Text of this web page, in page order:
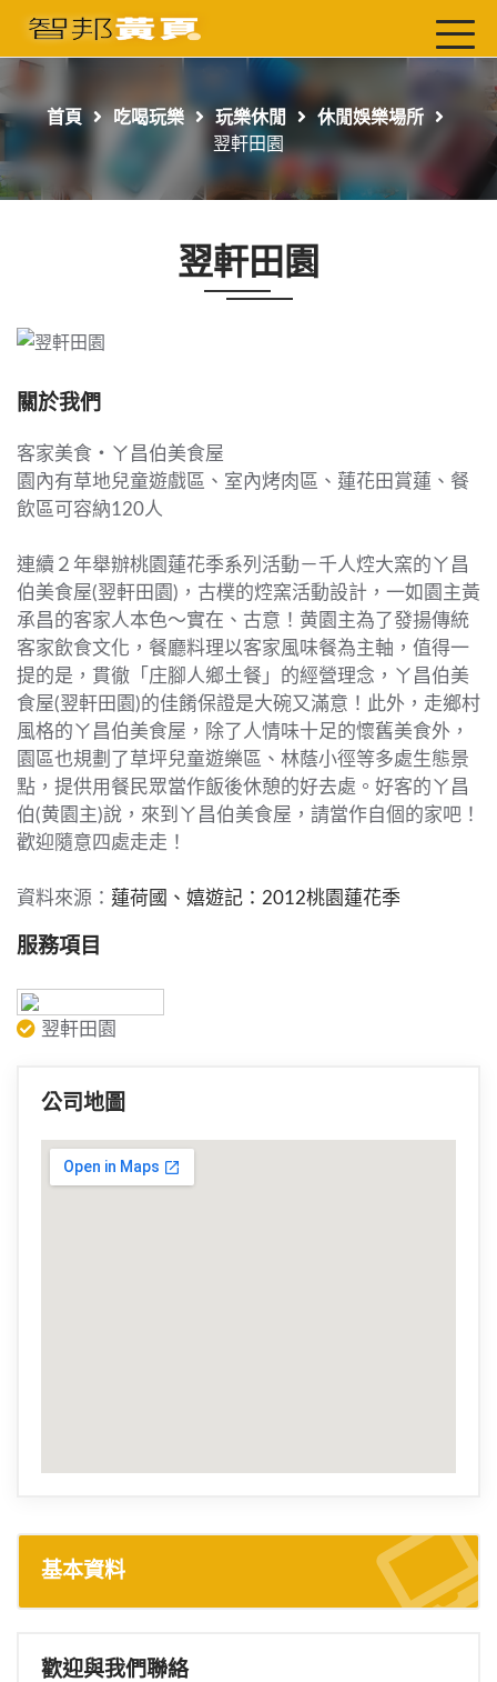
首頁
工商服務
首頁 吃喝玩樂 玩樂休閒
休閒娛樂場所
翌軒田園
翌軒田園
關於我們
客家美食‧ㄚ昌伯美食屋
園內有草地兒童遊戲區、室內烤肉區、蓮花田賞蓮、餐
飲區可容納120人
連續２年舉辦桃園蓮花季系列活動－千人焢大窯的ㄚ昌
伯美食屋(翌軒田園)，古樸的焢窯活動設計，一如園主黃
承昌的客家人本色～實在、古意！黄園主為了發揚傳統
客家飲食文化，餐廳料理以客家風味餐為主軸，值得一
提的是，貫徹「庄腳人鄉土餐」的經營理念，ㄚ昌伯美
食屋(翌軒田園)的佳餚保證是大碗又滿意！此外，走鄉村
風格的ㄚ昌伯美食屋，除了人情味十足的懷舊美食外，
園區也規劃了草坪兒童遊樂區、林蔭小徑等多處生態景
點，提供用餐民眾當作飯後休憩的好去處。好客的ㄚ昌
伯(黄園主)說，來到ㄚ昌伯美食屋，請當作自個的家吧！
歡迎隨意四處走走！
資料來源： 蓮荷國、嬉遊記：2012桃園蓮花季
服務項目
翌軒田園
公司地圖
基本資料
歡迎與我們聯絡